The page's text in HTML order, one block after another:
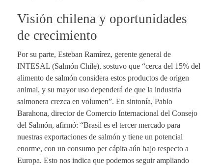
Visión chilena y oportunidades
de crecimiento
Por su parte, Esteban Ramírez, gerente general de
INTESAL (Salmón Chile), sostuvo que “cerca del 15% del
alimento de salmón considera estos productos de origen
animal, y su mayor uso dependerá de que la industria
salmonera crezca en volumen”. En sintonía, Pablo
Barahona, director de Comercio Internacional del Consejo
del Salmón, afirmó: “Brasil es el tercer mercado para
nuestras exportaciones de salmón y tiene un potencial
enorme, con un consumo per cápita aún bajo respecto a
Europa. Esto nos indica que podemos seguir ampliando